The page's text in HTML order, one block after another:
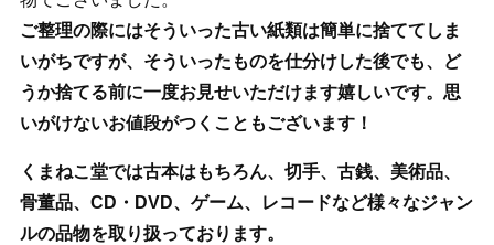
ご整理の際にはそういった古い紙類は簡単に捨ててしま
いがちですが、そういったものを仕分けした後でも、ど
うか捨てる前に一度お見せいただけます嬉しいです。思
いがけないお値段がつくこともございます！
くまねこ堂では古本はもちろん、切手、古銭、美術品、
骨董品、CD・DVD、ゲーム、レコードなど様々なジャン
ルの品物を取り扱っております。